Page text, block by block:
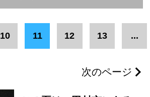
浜通りエリア 浪江町
10 11 12 13 ...
次のページ